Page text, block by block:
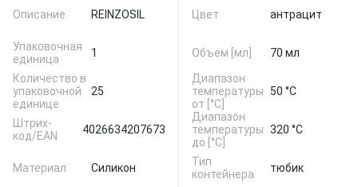
Описание
REINZOSIL
Упаковочная
единица
1
Количество в
упаковочной
единице
25
Штрих-
код/EAN
4026634207673
Материал Силикон
Цвет антрацит
Объем [мл]
70 мл
Диапазон
температуры
от [°C]
50 °С
Диапазон
температуры
до [°C]
320 °С
Тип
контейнера
тюбик